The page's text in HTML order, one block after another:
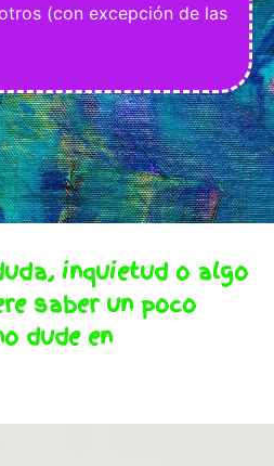
(con excepción de las
inquietud o algo
saber un poco
dude en